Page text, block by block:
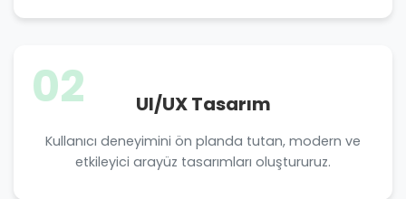
02 UI/UX Tasarım
Kullanıcı deneyimini ön planda tutan, modern ve
etkileyici arayüz tasarımları oluştururuz.